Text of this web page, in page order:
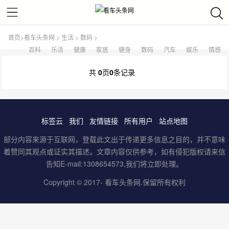
首页>看车头条网 > 生活 >数码 >
百科
乐活 健康 家居 健身 数码 汽车 娱乐 情感
共 0页0条记录
标签云 我们 友情链接 所有用户
站点地图
部分内容来源于互联网，登载此文出于传递更多信息之目的，并不意味
着赞同其观点或证实其描述。文章内容仅供参考，如有侵犯版权请来信
告知E-mail:1308654573,我们将立即处理。
Copyright © 2017- 看车头条网.保留所有权利